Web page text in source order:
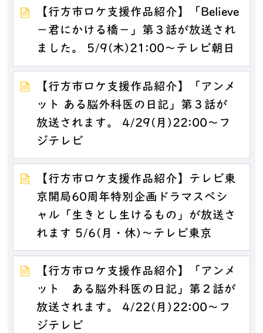
【行方市ロケ支援作品紹介】「Believe
－君にかける橋－」第３話が放送され
ました。 5/9(木)21:00～テレビ朝日
【行方市ロケ支援作品紹介】「アンメ
ット ある脳外科医の日記」第３話が
放送されます。 4/29(月)22:00～フ
ジテレビ
【行方市ロケ支援作品紹介】テレビ東
京開局60周年特別企画ドラマスペシ
ャル「生きとし生けるもの」が放送さ
れます 5/6(月・休)～テレビ東京
【行方市ロケ支援作品紹介】「アンメ
ット ある脳外科医の日記」第２話が
放送されます。 4/22(月)22:00～フ
ジテレビ